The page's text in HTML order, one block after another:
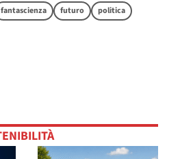
fantascienza futuro
politica